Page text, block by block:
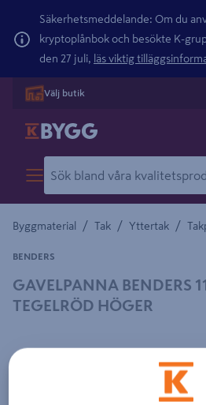
Säkerhetsmeddelande: Om du
kryptoplånbok och besökte K-
den 27 juli, läs viktig
Välj butik
Byggmaterial / Tak / Yttertak /
GAVELPANNA BENDERS
TEGELRÖD HÖGER
BENDERS